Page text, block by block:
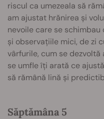
riscul ca umezeala să
am ajustat hrănirea și
nevoile care se schimbau
și observațiile mici, de zi
vârfurile, cum se
se umfle îți arată ce
să rămână lină și
Săptămâna 5